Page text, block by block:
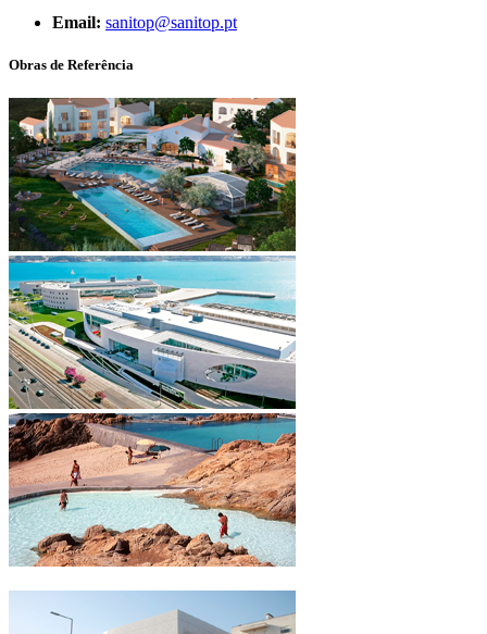
Email: sanitop@sanitop.pt
Obras de Referência